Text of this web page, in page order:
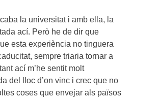
la universitat i amb ella, la
ací. Però he de dir que
esta experiència no tinguera
sempre triaria tornar a
ací m’he sentit molt
del lloc d’on vinc i crec que no
coses que envejar als països